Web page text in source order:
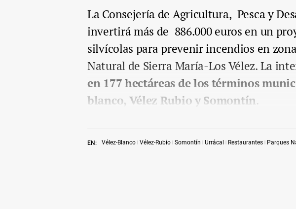
EN: Vélez-Blanco Vélez-Rubio Somontín Urrácal Restaurantes Parques
La Consejería de Agricultura, Pesca y
invertirá más de 886.000 euros en un
silvícolas para prevenir incendios en
Natural de Sierra María-Los Vélez. La
en 177 hectáreas de los términos
blanco, Vélez Rubio y Somontín.